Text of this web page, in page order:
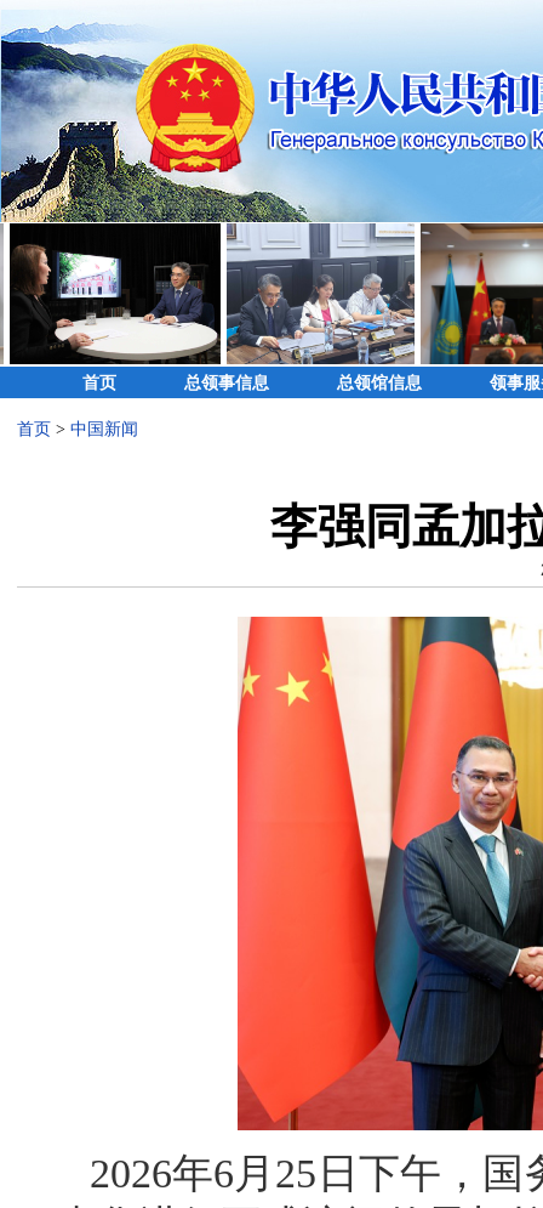
首页 总领事信息 总领馆信息 领事
首页 > 中国新闻
李强同孟加
2026年6月25日下午，